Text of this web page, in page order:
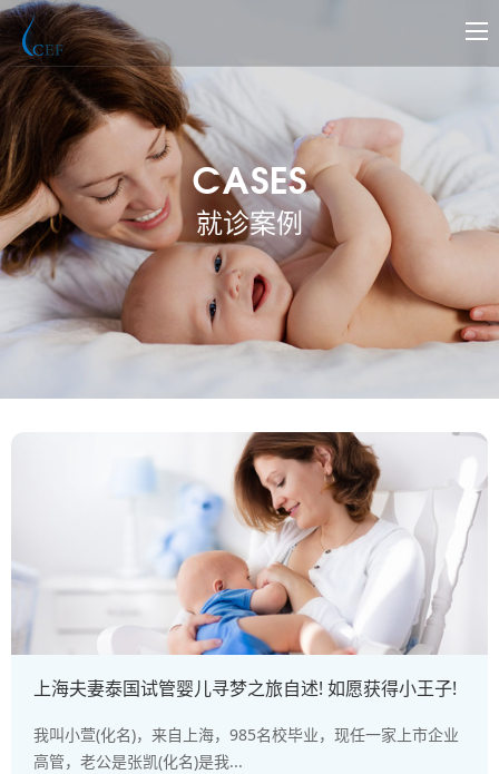
CASES
就诊案例
上海夫妻泰国试管婴儿寻梦之旅自述! 如愿获得小王子!
我叫小萱(化名)，来自上海，985名校毕业，现任一家上市企业
高管，老公是张凯(化名)是我...